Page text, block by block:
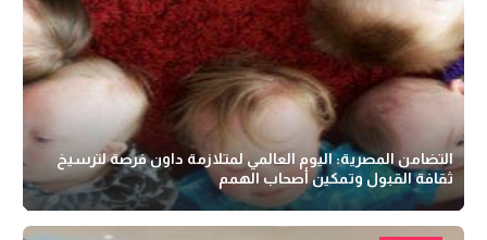
التضامن المصرية: اليوم العالمي لمتلازمة داون فرصة لترسيخ
ثقافة القبول وتمكين أصحاب الهمم